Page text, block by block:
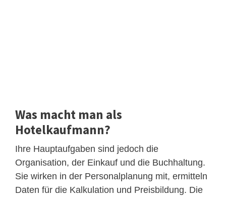
Was macht man als
Hotelkaufmann?
Ihre Hauptaufgaben sind jedoch die
Organisation, der Einkauf und die Buchhaltung.
Sie wirken in der Personalplanung mit, ermitteln
Daten für die Kalkulation und Preisbildung. Die